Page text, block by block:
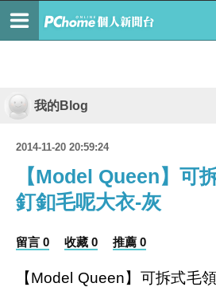
我的Blog
2014-11-20 20:59:24
【Model Queen】可
釘釦毛呢大衣-灰
留言 0 收藏 0 推薦 0
【Model Queen】可拆式毛